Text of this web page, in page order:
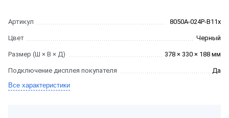
Артикул 8050A-024P-B11x
Цвет Черный
Размер (Ш × В × Д) 378 × 330 × 188 мм
Подключение дисплея покупателя
Да
Все характеристики